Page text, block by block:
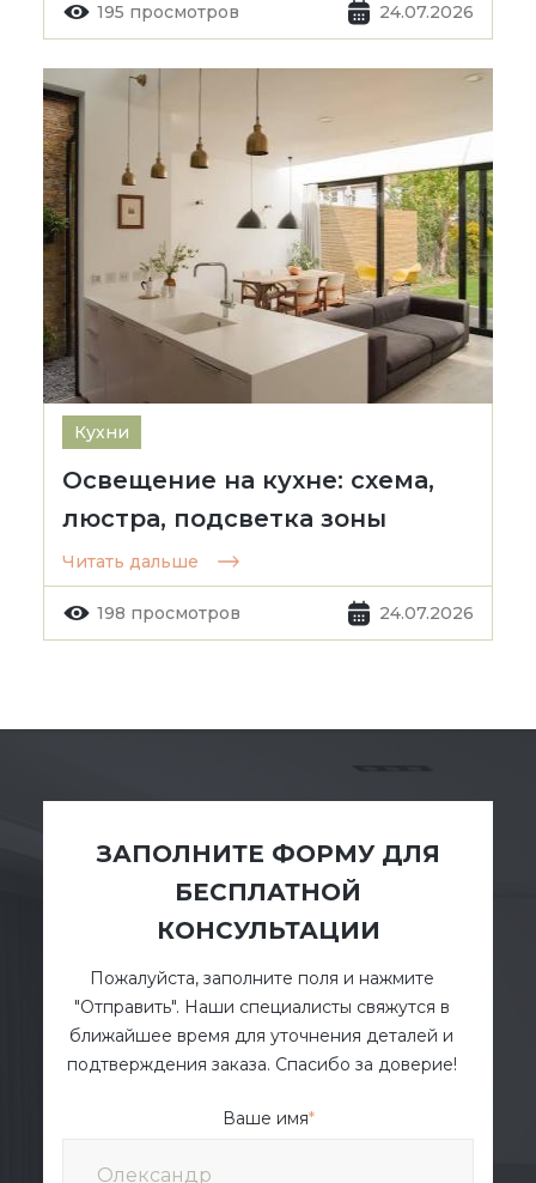
195 просмотров 24.07.2026
Кухни
Освещение на кухне: схема,
люстра, подсветка зоны
Читать дальше
198 просмотров 24.07.2026
ЗАПОЛНИТЕ ФОРМУ ДЛЯ
БЕСПЛАТНОЙ
КОНСУЛЬТАЦИИ
Пожалуйста, заполните поля и нажмите
"Отправить". Наши специалисты свяжутся в
ближайшее время для уточнения деталей и
подтверждения заказа. Спасибо за доверие!
Ваше имя*